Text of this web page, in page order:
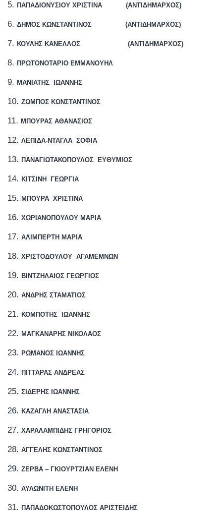
ΠΑΠΑΔΙΟΝΥΣΙΟΥ ΧΡΙΣΤΙΝΑ (ΑΝΤΙΔΗΜΑΡΧΟΣ)
ΔΗΜΟΣ ΚΩΝΣΤΑΝΤΙΝΟΣ (ΑΝΤΙΔΗΜΑΡΧΟΣ)
ΚΟΥΛΗΣ ΚΑΝΕΛΛΟΣ (ΑΝΤΙΔΗΜΑΡΧΟΣ)
ΠΡΩΤΟΝΟΤΑΡΙΟ ΕΜΜΑΝΟΥΗΛ
ΜΑΝΙΑΤΗΣ ΙΩΑΝΝΗΣ
ΖΩΜΠΟΣ ΚΩΝΣΤΑΝΤΙΝΟΣ
ΜΠΟΥΡΑΣ ΑΘΑΝΑΣΙΟΣ
ΛΕΠΙΔΑ-ΝΤΑΓΛΑ ΣΟΦΙΑ
ΠΑΝΑΓΙΩΤΑΚΟΠΟΥΛΟΣ ΕΥΘΥΜΙΟΣ
ΚΙΤΣΙΝΗ ΓΕΩΡΓΙΑ
ΜΠΟΥΡΑ ΧΡΙΣΤΙΝΑ
ΧΩΡΙΑΝΟΠΟΥΛΟΥ ΜΑΡΙΑ
ΑΛΙΜΠΕΡΤΗ ΜΑΡΙΑ
ΧΡΙΣΤΟΔΟΥΛΟΥ ΑΓΑΜΕΜΝΩΝ
ΒΙΝΤΖΗΛΑΙΟΣ ΓΕΩΡΓΙΟΣ
ΑΝΔΡΗΣ ΣΤΑΜΑΤΙΟΣ
ΚΟΜΠΟΤΗΣ ΙΩΑΝΝΗΣ
ΜΑΓΚΑΝΑΡΗΣ ΝΙΚΟΛΑΟΣ
ΡΩΜΑΝΟΣ ΙΩΑΝΝΗΣ
ΠΙΤΤΑΡΑΣ ΑΝΔΡΕΑΣ
ΣΙΔΕΡΗΣ ΙΩΑΝΝΗΣ
ΚΑΖΑΓΛΗ ΑΝΑΣΤΑΣΙΑ
ΧΑΡΑΛΑΜΠΙΔΗΣ ΓΡΗΓΟΡΙΟΣ
ΑΓΓΕΛΗΣ ΚΩΝΣΤΑΝΤΙΝΟΣ
ΖΕΡΒΑ – ΓΚΙΟΥΡΤΖΙΑΝ ΕΛΕΝΗ
ΑΥΛΩΝΙΤΗ ΕΛΕΝΗ
ΠΑΠΑΔΟΚΩΣΤΟΠΟΥΛΟΣ ΑΡΙΣΤΕΙΔΗΣ